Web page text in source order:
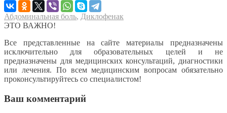
Абдоминальная боль, Диклофенак
ЭТО ВАЖНО!
Все представленные на сайте материалы предназначены
исключительно для образовательных целей и не
предназначены для медицинских консультаций, диагностики
или лечения. По всем медицинским вопросам обязательно
проконсультируйтесь со специалистом!
Ваш комментарий